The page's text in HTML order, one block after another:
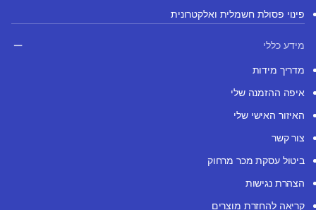
פינוי פסולת חשמלית ואלקטרונית
מידע כללי
מדריך מידות
איפה ההזמנה שלי
האיזור האישי שלי
צור קשר
ביטול עסקת מכר מרחוק
הצהרת נגישות
קריאה להחזרת מוצרים